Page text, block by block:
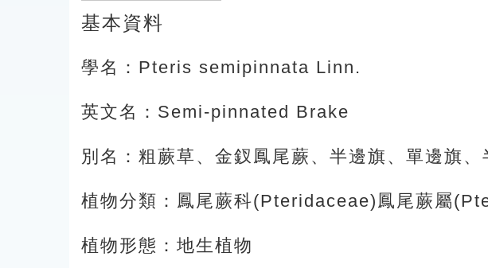
基本資料
學名：Pteris semipinnata Linn.
英文名：Semi-pinnated Brake
別名：粗蕨草、金釵鳳尾蕨、半邊旗、單邊旗
植物分類：鳳尾蕨科(Pteridaceae)鳳尾蕨屬
植物形態：地生植物